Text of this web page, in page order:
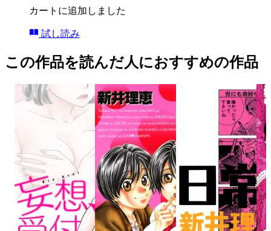
カートに追加しました
試し読み
この作品を読んだ人におすすめの作品